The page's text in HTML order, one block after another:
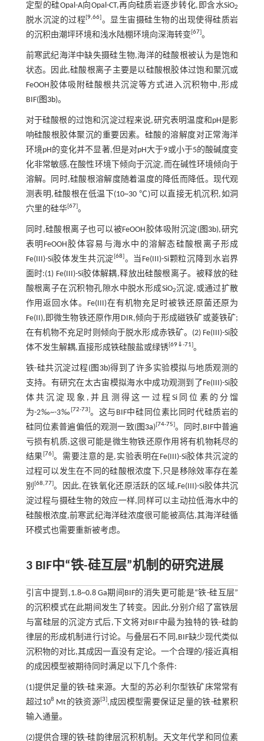
定型的硅Opal-A向Opal-CT,再向硅质岩逐步转化,即含水SiO2
脱水沉淀的过程[9,66]。显生宙摄硅生物的出现使得硅质岩
的沉积由潮坪环境和浅水陆棚环境向深海转变[67]。
前寒武纪海洋中缺失摄硅生物,海洋的硅酸根被认为是饱和
状态。因此,硅酸根离子主要是以硅酸根胶体过饱和聚沉或
FeOOH胶体吸附硅酸根共沉淀等方式进入沉积物中,形成
BIF(图3b)。
对于硅酸根的过饱和沉淀过程来说,研究表明温度和pH是影
响硅酸根胶体聚沉的重要因素。硅酸的溶解度对正常海洋
环境pH的变化并不显著,但是对pH大于9或小于5的酸碱度变
化非常敏感,在酸性环境下倾向于沉淀,而在碱性环境倾向于
溶解。同时,硅酸根溶解度随着温度的降低而降低。现代观
测表明,硅酸根在低温下(10~30 ℃)可以直接无机沉积,如洞
穴里的硅华[67]。
同时,硅酸根离子也可以被FeOOH胶体吸附沉淀(图3b),研究
表明FeOOH胶体容易与海水中的溶解态硅酸根离子形成
Fe(III)-Si胶体发生共沉淀[68]。当Fe(III)-Si颗粒沉降到水岩界
面时:(1) Fe(III)-Si胶体解耦,释放出硅酸根离子。被释放的硅
酸根离子在沉积物孔隙水中脱水形成SiO2沉淀,或通过扩散
作用返回水体。Fe(III)在有机物充足时被铁还原菌还原为
Fe(II),即微生物铁还原作用DIR,倾向于形成磁铁矿或菱铁矿;
在有机物不充足时则倾向于脱水形成赤铁矿。(2) Fe(III)-Si胶
体不发生解耦,直接形成铁硅酸盐或绿锈[69⇓-71]。
铁-硅共沉淀过程(图3b)得到了许多实验模拟与地质观测的
支持。有研究在太古宙模拟海水中成功观测到了Fe(III)-Si胶
体共沉淀现象,并且测得这一过程Si同位素的分馏
为-2‰~-3‰ [72-73]。这与BIF中硅同位素比同时代硅质岩的
硅同位素普遍偏低的观测一致(图3a)[74-75]。同时,BIF中普遍
亏损有机质,这很可能是微生物铁还原作用将有机物耗尽的
结果[76]。需要注意的是,实验表明在Fe(III)-Si胶体共沉淀的
过程可以发生在不同的硅酸根浓度下,只是移除效率存在差
别 [68,77]。因此,在铁氧化还原活跃的区域,Fe(III)-Si胶体共沉
淀过程与摄硅生物的效应一样,同样可以主动拉低海水中的
硅酸根浓度,前寒武纪海洋硅浓度很可能被高估,其海洋硅循
环模式也需要重新被考虑。
3 BIF中“铁-硅互层”机制的研究进展
引言中提到,1.8~0.8 Ga期间BIF的消失更可能是“铁-硅互层”
的沉积模式在此期间发生了转变。因此,分别介绍了富铁层
与富硅层的沉淀方式后,下文将对BIF中最为独特的铁-硅韵
律层的形成机制进行讨论。与叠层石不同,BIF缺少现代类似
沉积物的对比,其成因一直没有定论。一个合理的/接近真相
的成因模型被期待同时满足以下几个条件:
(1)提供足量的铁-硅来源。大型的苏必利尔型铁矿床常常有
超过108 Mt的铁资源[3],成因模型需要保证足量的铁-硅累积
输入通量。
(2)提供合理的铁-硅韵律层沉积机制。天文年代学和同位素